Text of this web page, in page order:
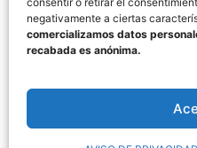
negativamente a ciertas
comercializamos datos
recabada es anónima.